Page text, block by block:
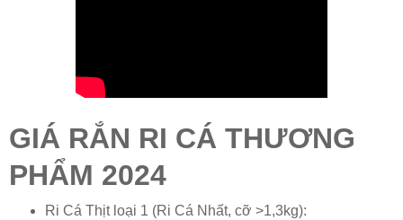
GIÁ RẮN RI CÁ THƯƠNG
PHẨM 2024
Ri Cá Thịt loại 1 (Ri Cá Nhất, cỡ >1,3kg):